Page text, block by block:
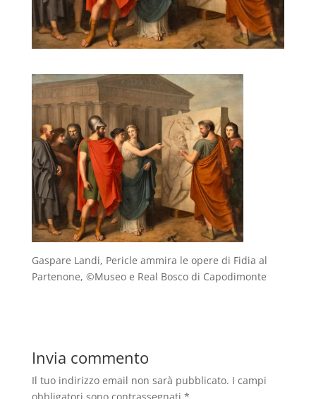
Gaspare Landi, Pericle ammira le opere di Fidia al
Partenone, ©Museo e Real Bosco di Capodimonte
Invia commento
Il tuo indirizzo email non sarà pubblicato. I campi